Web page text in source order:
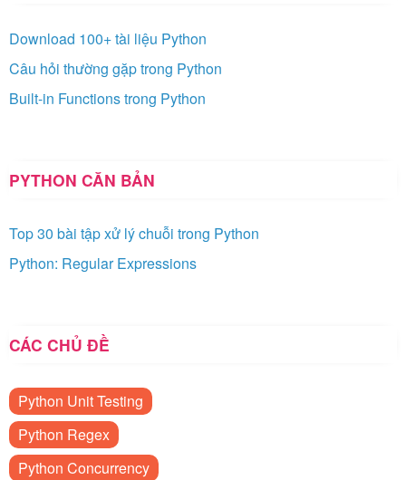
Download 100+ tài liệu Python
Câu hỏi thường gặp trong Python
Built-in Functions trong Python
PYTHON CĂN BẢN
Top 30 bài tập xử lý chuỗi trong Python
Python: Regular Expressions
CÁC CHỦ ĐỀ
Python Unit Testing
Python Regex
Python Concurrency